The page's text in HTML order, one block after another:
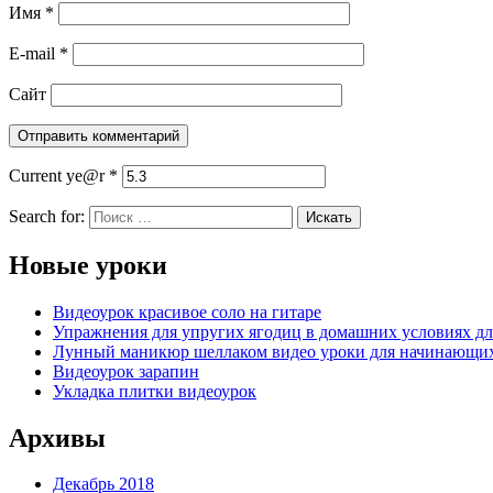
Имя *
E-mail *
Сайт
Current ye@r *
Search for:
Новые уроки
Видеоурок красивое соло на гитаре
Упражнения для упругих ягодиц в домашних условиях
Лунный маникюр шеллаком видео уроки для
Видеоурок зарапин
Укладка плитки видеоурок
Архивы
Декабрь 2018